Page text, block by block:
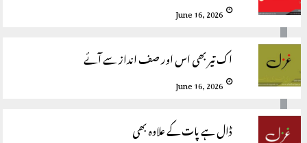
June 16, 2026
اک تیر بھی اس اور صف انداز سے آئے
June 16, 2026
ڈال ہے پات کے علاوہ بھی